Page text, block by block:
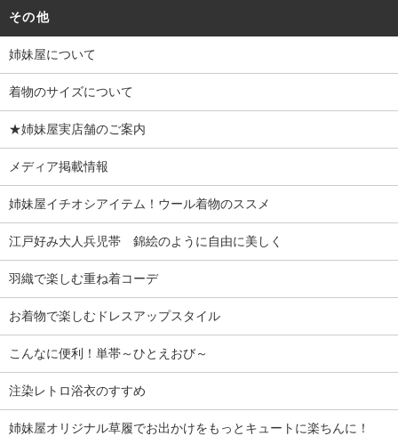
その他
姉妹屋について
着物のサイズについて
★姉妹屋実店舗のご案内
メディア掲載情報
姉妹屋イチオシアイテム！ウール着物のススメ
江戸好み大人兵児帯 錦絵のように自由に美しく
羽織で楽しむ重ね着コーデ
お着物で楽しむドレスアップスタイル
こんなに便利！単帯～ひとえおび～
注染レトロ浴衣のすすめ
姉妹屋オリジナル草履でお出かけをもっとキュートに楽ちんに！